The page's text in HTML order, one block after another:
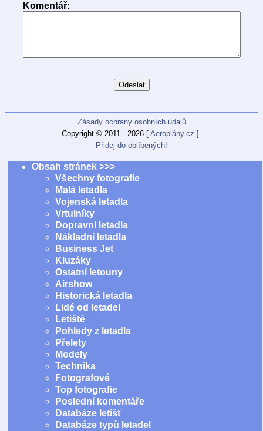
Komentář:
Zásady ochrany osobních údajů
Copyright © 2011 - 2026 [ Aeroplány.cz ].
Přidej do oblíbených!
Obsah stránek >>>
Všechny fotografie
Malá letadla
Vojenská letadla
Vrtulníky
Dopravní letadla
Nákladní letadla
Business Jet
Kluzáky
Ostatní letouny
Airshow
Historická letadla
Lidé od letadel
Letiště
Pohledy z letadla
Přelety
Modely
Technika
Fotografové
Top fotografie
Poslední komentáře
Databáze letišť
Databáze typů letadel